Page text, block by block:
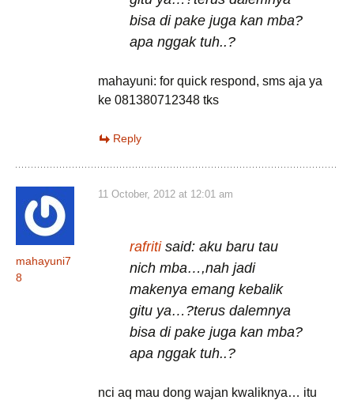
bisa di pake juga kan mba?
apa nggak tuh..?
mahayuni: for quick respond, sms aja ya
ke 081380712348 tks
Reply
mahayuni7
8
11 October, 2012 at 12:01 am
rafritisaid: aku baru tau
nich mba…,nah jadi
makenya emang kebalik
gitu ya…?terus dalemnya
bisa di pake juga kan mba?
apa nggak tuh..?
nci aq mau dong wajan kwaliknya… itu